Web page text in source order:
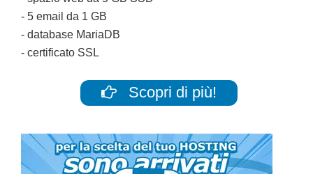
- 5 email da 1 GB
- database MariaDB
- certificato SSL
Scopri di più!